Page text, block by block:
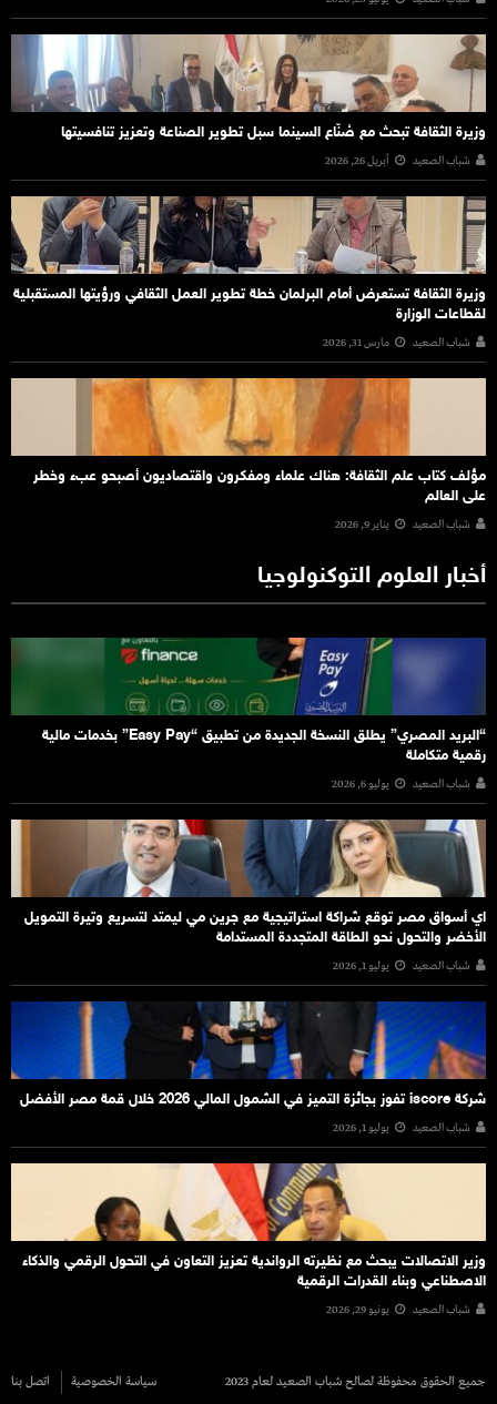
وزيرة الثقافة تبحث مع صُنّاع السينما سبل تطوير الصناعة وتعزيز تنافسيتها
شباب الصعيد أبريل 26, 2026
وزيرة الثقافة تستعرض أمام البرلمان خطة تطوير العمل الثقافي ورؤيتها المستقبلية
لقطاعات الوزارة
شباب الصعيد مارس 31, 2026
مؤلف كتاب علم الثقافة: هناك علماء ومفكرون واقتصاديون أصبحو عبء وخطر
على العالم
شباب الصعيد يناير 9, 2026
أخبار العلوم التوكنولوجيا
“البريد المصري” يطلق النسخة الجديدة من تطبيق “Easy Pay” بخدمات مالية
رقمية متكاملة
شباب الصعيد يوليو 6, 2026
اي أسواق مصر توقع شراكة استراتيجية مع جرين مي ليمتد لتسريع وتيرة التمويل
الأخضر والتحول نحو الطاقة المتجددة المستدامة
شباب الصعيد يوليو 1, 2026
شركة iscore تفوز بجائزة التميز في الشمول المالي 2026 خلال قمة مصر الأفضل
شباب الصعيد يوليو 1, 2026
وزير الاتصالات يبحث مع نظيرته الرواندية تعزيز التعاون في التحول الرقمي والذكاء
الاصطناعي وبناء القدرات الرقمية
شباب الصعيد يونيو 29, 2026
جميع الحقوق محفوظة لصالح شباب الصعيد لعام 2023 سياسة الخصوصية اتصل بنا